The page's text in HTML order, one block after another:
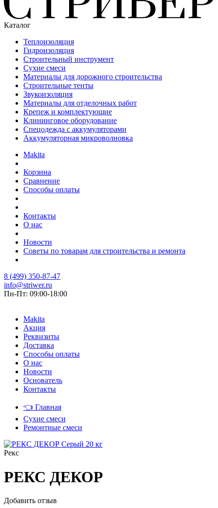
Каталог
Теплоизоляция
Гидроизоляция
Строительный инструмент
Сухие смеси
Материалы для дорожного строительства
Строительные тенты
Звукоизоляция
Материалы для отделочных работ
Крепеж и комплектующие
Клининговое оборудование
Спецодежда с аккумуляторами
Аккумуляторная микроволновка
Makita
Корзина
Сравнение
Способы оплаты
Контакты
О нас
Новости
Советы по товарам для строительства и ремонта
8 (499) 350-87-47
info@striwer.ru
Пн-Пт: 09:00-18:00
Makita
Акция
Реквизиты
Доставка
Способы оплаты
О нас
Новости
Основатель
Контакты
👈 Главная
Сухие смеси
Ремонтные смеси
Рекс
РЕКС ДЕКОР
Добавить отзыв